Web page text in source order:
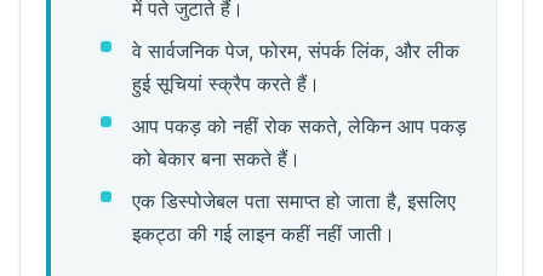
में पते जुटाते हैं।
वे सार्वजनिक पेज, फोरम, संपर्क लिंक, और लीक
हुई सूचियां स्क्रैप करते हैं।
आप पकड़ को नहीं रोक सकते, लेकिन आप पकड़
को बेकार बना सकते हैं।
एक डिस्पोजेबल पता समाप्त हो जाता है, इसलिए
इकट्ठा की गई लाइन कहीं नहीं जाती।